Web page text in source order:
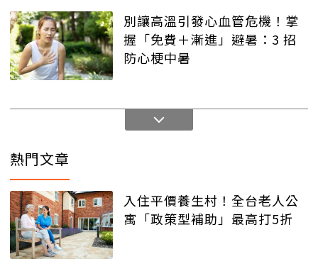
別讓高溫引發心血管危機！掌
握「免費＋漸進」避暑：3 招
防心梗中暑
熱門文章
入住平價養生村！全台老人公
寓「政策型補助」最高打5折